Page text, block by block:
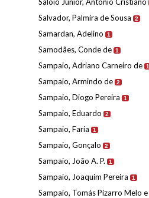
Salvador, Palmira de Sousa 2
Samardan, Adelino 1
Samodães, Conde de 1
Sampaio, Adriano Carneiro de 1
Sampaio, Armindo de 2
Sampaio, Diogo Pereira 1
Sampaio, Eduardo 2
Sampaio, Faria 1
Sampaio, Gonçalo 2
Sampaio, João A. P. 1
Sampaio, Joaquim Pereira 1
Sampaio, Tomás Pizarro Melo e